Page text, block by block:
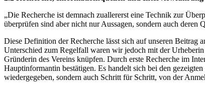
„Die Recherche ist demnach zuallererst eine Technik zur
überprüfen sind aber nicht nur Aussagen, sondern auch
Diese Definition der Recherche lässt sich auf unseren Beitrag
Unterschied zum Regelfall waren wir jedoch mit der
Gründerin des Vereins knüpfen. Durch erste Recherche im
Hauptinformantin bestätigen. Es handelt sich bei den
wiedergegeben, sondern auch Schritt für Schritt, von der